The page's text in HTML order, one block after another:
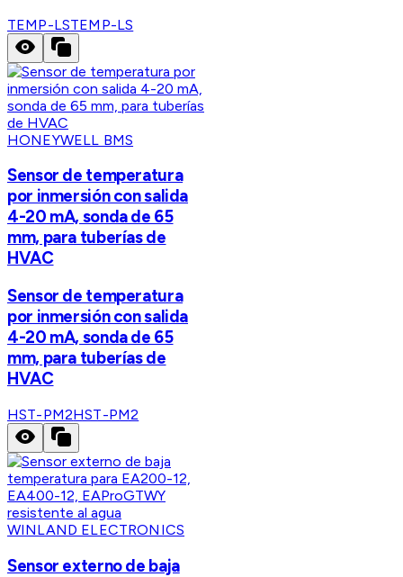
TEMP-LSTEMP-LS
HONEYWELL BMS
Sensor de temperatura
por inmersión con salida
4-20 mA, sonda de 65
mm, para tuberías de
HVAC
Sensor de temperatura
por inmersión con salida
4-20 mA, sonda de 65
mm, para tuberías de
HVAC
HST-PM2HST-PM2
WINLAND ELECTRONICS
Sensor externo de baja